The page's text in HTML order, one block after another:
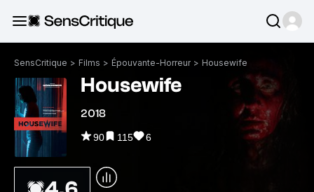
SensCritique > Films > Épouvante-Horreur > Housewife
Housewife
2018
90 115 6